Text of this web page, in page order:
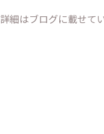
詳細はブログに載せて